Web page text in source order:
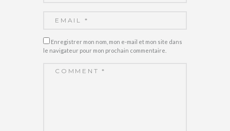
Enregistrer mon nom, mon e-mail et mon site dans
le navigateur pour mon prochain commentaire.